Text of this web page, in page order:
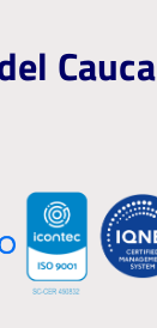
Cauca